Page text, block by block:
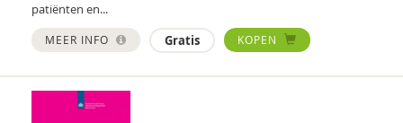
Karl Huisman
patiënten en...
MEER INFO Gratis KOPEN